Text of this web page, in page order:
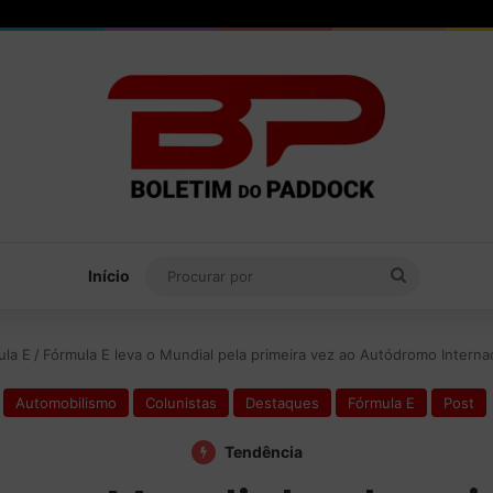
Início
E / Fórmula E leva o Mundial pela primeira vez ao Autódromo
Automobilismo Colunistas Destaques Fórmula E Post
Tendência